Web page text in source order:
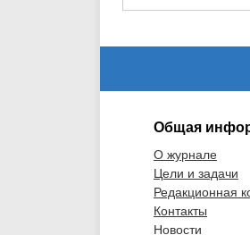
Общая
О журнале
Цели и задачи
Редакционная
Контакты
Новости